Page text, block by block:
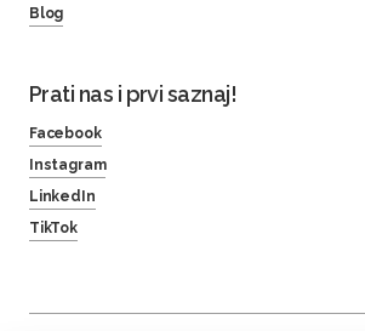
Blog
Prati nas i prvi saznaj!
Facebook
Instagram
LinkedIn
TikTok